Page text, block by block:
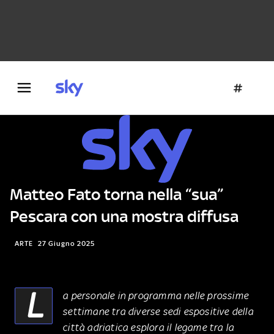
Matteo Fato torna nella “sua”
Pescara con una mostra diffusa
ARTE 27 Giugno 2025
L
a personale in programma nelle prossime
settimane tra diverse sedi espositive della
città adriatica esplora il legame tra la